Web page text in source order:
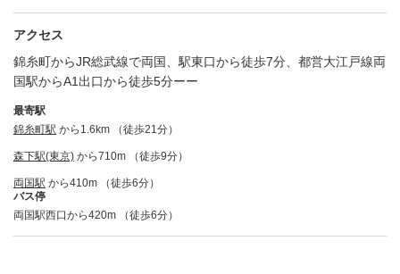
アクセス
錦糸町からJR総武線で両国、駅東口から徒歩7分、都営大江戸線両
国駅からA1出口から徒歩5分ーー
最寄駅
錦糸町駅 から1.6km （徒歩21分）
森下駅(東京) から710m （徒歩9分）
両国駅 から410m （徒歩6分）
バス停
両国駅西口から420m （徒歩6分）